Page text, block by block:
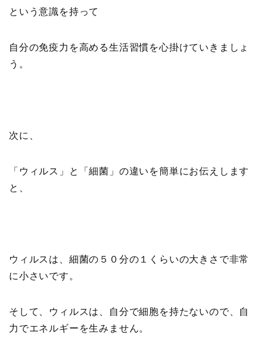
という意識を持って
自分の免疫力を高める生活習慣を心掛けていきましょ
う。
次に、
「ウィルス」と「細菌」の違いを簡単にお伝えします
と、
ウィルスは、細菌の５０分の１くらいの大きさで非常
に小さいです。
そして、ウィルスは、自分で細胞を持たないので、自
力でエネルギーを生みません。